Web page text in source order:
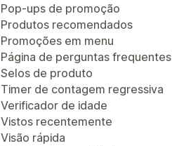
Pop-ups de promoção
Produtos recomendados
Promoções em menu
Página de perguntas frequentes
Selos de produto
Timer de contagem regressiva
Verificador de idade
Vistos recentemente
Visão rápida